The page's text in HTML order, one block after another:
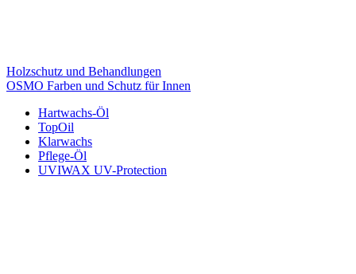
Holzschutz und Behandlungen
OSMO Farben und Schutz für Innen
Hartwachs-Öl
TopOil
Klarwachs
Pflege-Öl
UVIWAX UV-Protection